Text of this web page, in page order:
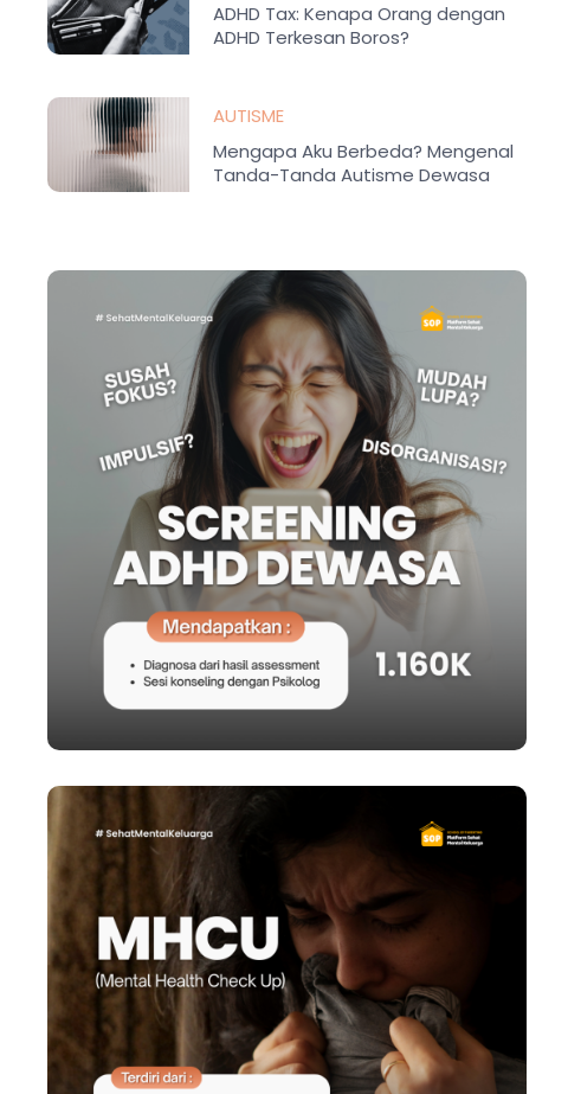
ADHD Tax: Kenapa Orang dengan
ADHD Terkesan Boros?
AUTISME
Mengapa Aku Berbeda? Mengenal
Tanda-Tanda Autisme Dewasa